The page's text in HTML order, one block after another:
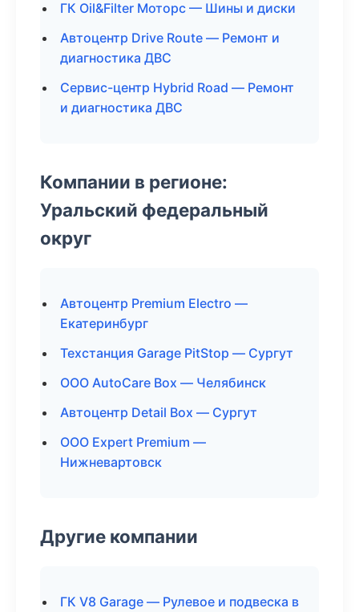
ГК Oil&Filter Моторс — Шины и диски
Автоцентр Drive Route — Ремонт и
диагностика ДВС
Сервис-центр Hybrid Road — Ремонт
и диагностика ДВС
Компании в регионе:
Уральский федеральный
округ
Автоцентр Premium Electro —
Екатеринбург
Техстанция Garage PitStop — Сургут
ООО AutoCare Box — Челябинск
Автоцентр Detail Box — Сургут
ООО Expert Premium —
Нижневартовск
Другие компании
ГК V8 Garage — Рулевое и подвеска в